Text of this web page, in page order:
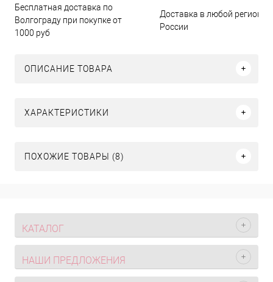
Бесплатная доставка по
Волгограду при покупке от
1000 руб
Доставка в любой регион
России
ОПИСАНИЕ ТОВАРА
ХАРАКТЕРИСТИКИ
ПОХОЖИЕ ТОВАРЫ (8)
КАТАЛОГ
НАШИ ПРЕДЛОЖЕНИЯ